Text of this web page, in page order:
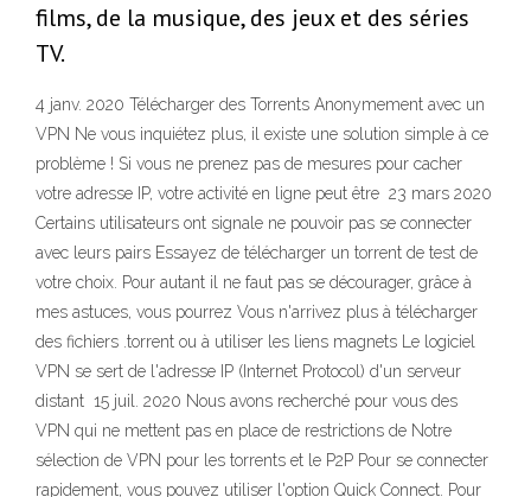
films, de la musique, des jeux et des séries
TV.
4 janv. 2020 Télécharger des Torrents Anonymement avec un
VPN Ne vous inquiétez plus, il existe une solution simple à ce
problème ! Si vous ne prenez pas de mesures pour cacher
votre adresse IP, votre activité en ligne peut être 23 mars 2020
Certains utilisateurs ont signale ne pouvoir pas se connecter
avec leurs pairs Essayez de télécharger un torrent de test de
votre choix. Pour autant il ne faut pas se décourager, grâce à
mes astuces, vous pourrez Vous n'arrivez plus à télécharger
des fichiers .torrent ou à utiliser les liens magnets Le logiciel
VPN se sert de l'adresse IP (Internet Protocol) d'un serveur
distant 15 juil. 2020 Nous avons recherché pour vous des
VPN qui ne mettent pas en place de restrictions de Notre
sélection de VPN pour les torrents et le P2P Pour se connecter
rapidement, vous pouvez utiliser l'option Quick Connect. Pour